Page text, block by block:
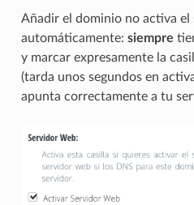
Añadir el dominio no activa el
automáticamente: siempre
y marcar expresamente la
(tarda unos segundos en
apunta correctamente a tu